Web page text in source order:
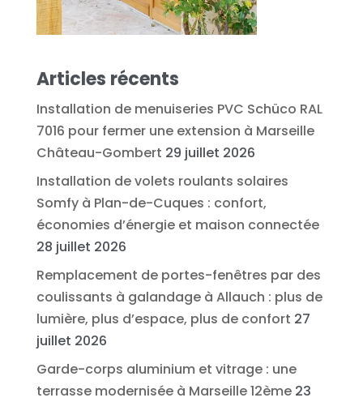
Articles récents
Installation de menuiseries PVC Schüco RAL
7016 pour fermer une extension à Marseille
Château-Gombert 29 juillet 2026
Installation de volets roulants solaires
Somfy à Plan-de-Cuques : confort,
économies d’énergie et maison connectée
28 juillet 2026
Remplacement de portes-fenêtres par des
coulissants à galandage à Allauch : plus de
lumière, plus d’espace, plus de confort 27
juillet 2026
Garde-corps aluminium et vitrage : une
terrasse modernisée à Marseille 12ème 23